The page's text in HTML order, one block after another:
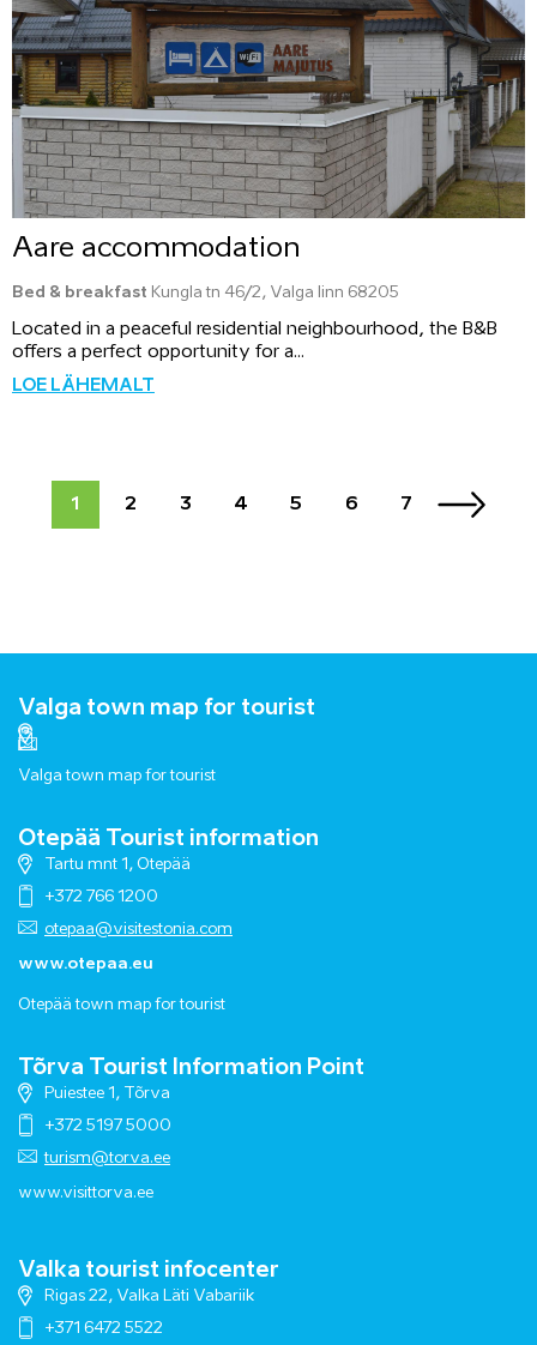
Aare accommodation
Bed & breakfast Kungla tn 46/2, Valga linn 68205
Located in a peaceful residential neighbourhood, the B&B
offers a perfect opportunity for a...
LOE LÄHEMALT
1 2 3 4 5 6 7
Valga town map for tourist
Valga town map for tourist
Otepää Tourist information
Tartu mnt 1, Otepää
+372 766 1200
otepaa@visitestonia.com
www.otepaa.eu
Otepää town map for tourist
Tõrva Tourist Information Point
Puiestee 1, Tõrva
+372 5197 5000
turism@torva.ee
www.visittorva.ee
Valka tourist infocenter
Rigas 22, Valka Läti Vabariik
+371 6472 5522